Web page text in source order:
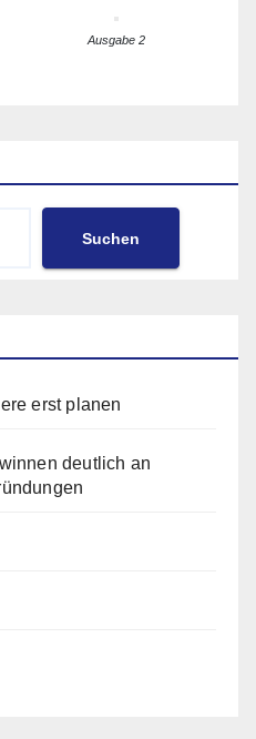
Ausgabe 2
Suchen
erst planen
deutlich an